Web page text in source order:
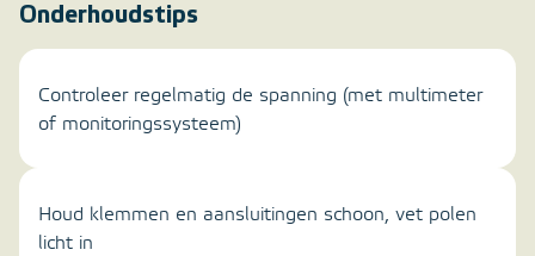
Onderhoudstips
Controleer regelmatig de spanning (met multimeter
of monitoringssysteem)
Houd klemmen en aansluitingen schoon, vet polen
licht in